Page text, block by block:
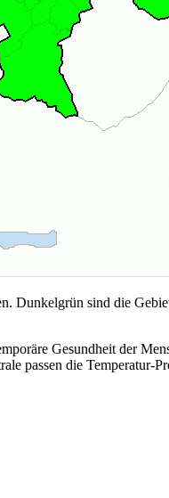
Dunkelgrün sind die
Gesundheit der
passen die Temperatur-